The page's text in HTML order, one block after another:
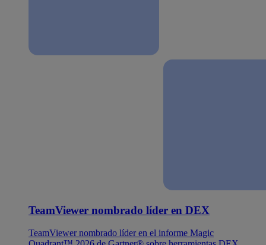
TeamViewer nombrado líder en DEX
TeamViewer nombrado líder en el informe Magic